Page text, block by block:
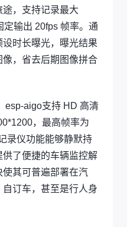
，支持记录最大
定输出 20fps 帧率。通
时长曝光，曝光结果
，省去后期图像拼合
esp-aigo支持 HD 高清
，最高帧率为
录仪功能能够静默持
了便捷的车辆监控解
其可普遍部署在汽
订车，甚至是行人身